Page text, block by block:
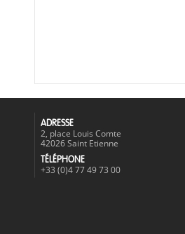
ADRESSE
2, place Louis Comte
42026 Saint Etienne
TÉLÉPHONE
+33 (0)4 77 49 73 00